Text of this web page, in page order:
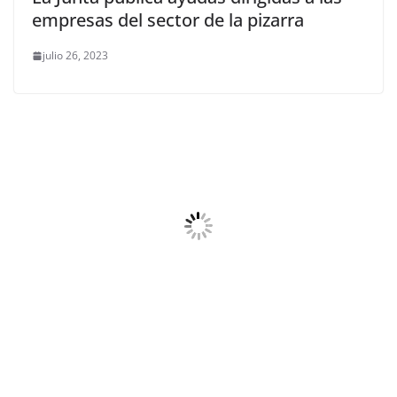
empresas del sector de la pizarra
julio 26, 2023